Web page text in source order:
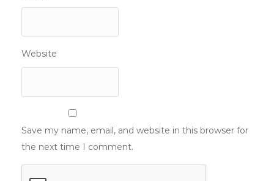
Website
Save my name, email, and website in this browser for
the next time I comment.